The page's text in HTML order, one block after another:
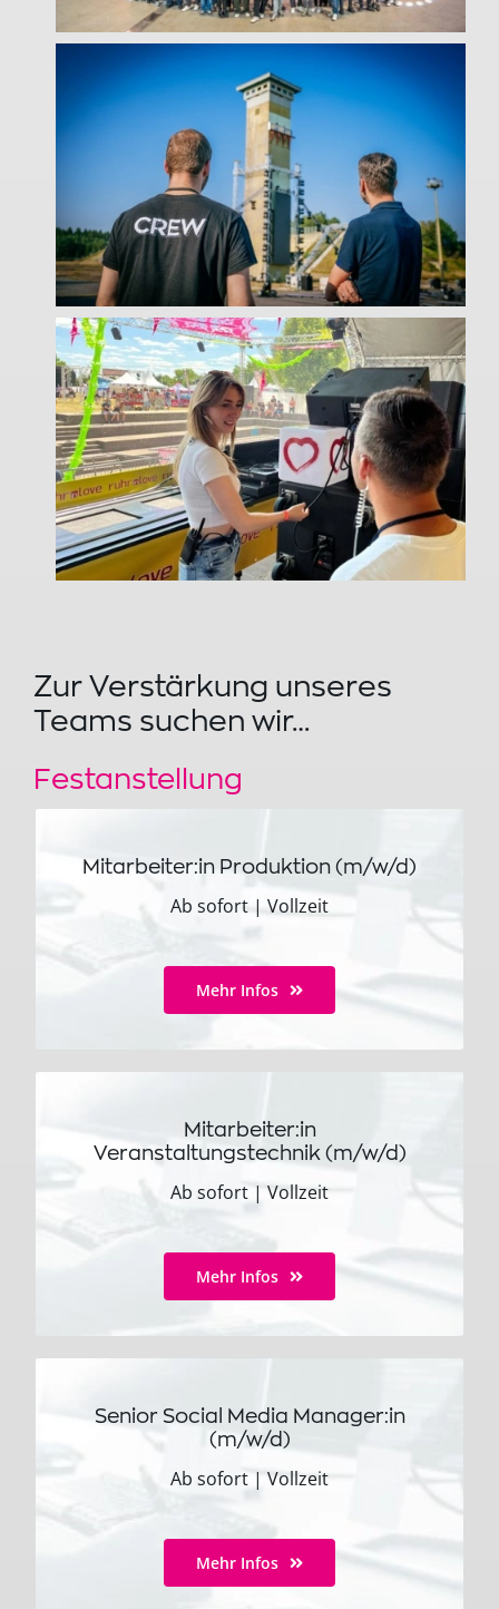
Zur Verstärkung unseres
Teams suchen wir…
Festanstellung
Mitarbeiter:in Produktion (m/w/d)
Ab sofort | Vollzeit
Mehr Infos
Mitarbeiter:in
Veranstaltungstechnik (m/w/d)
Ab sofort |Vollzeit
Mehr Infos
Senior Social Media Manager:in
(m/w/d)
Ab sofort |Vollzeit
Mehr Infos